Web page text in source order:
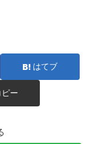
はてブ
ピー